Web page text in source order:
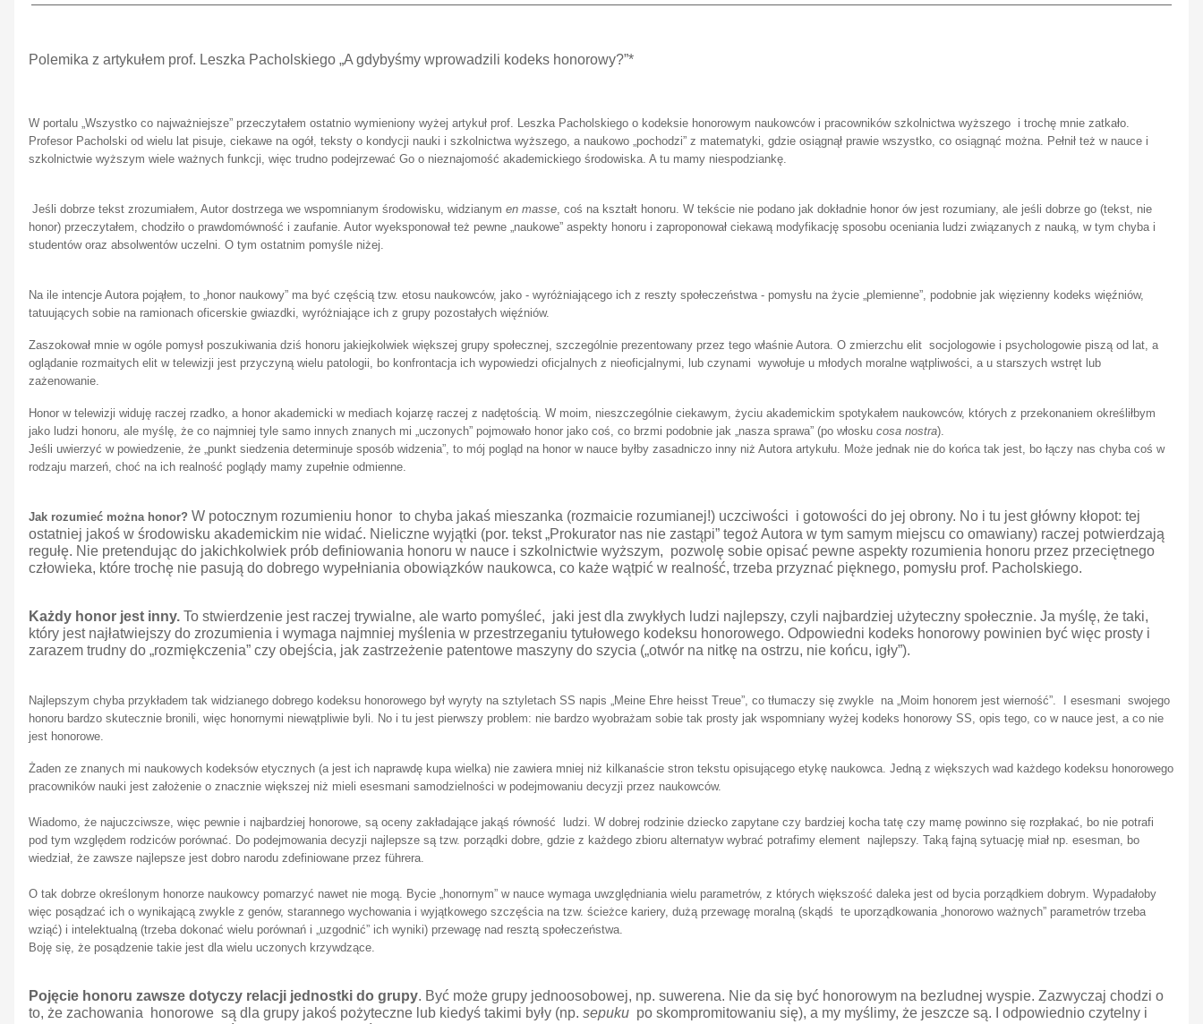
Polemika z artykułem prof. Leszka Pacholskiego „A gdybyśmy wprowadzili kodeks honorowy?”*
W portalu „Wszystko co najważniejsze” przeczytałem ostatnio wymieniony wyżej artykuł prof. Leszka Pacholskiego o kodeksie honorowym naukowców i pracowników szkolnictwa wyższego i trochę mnie zatkało.
Profesor Pacholski od wielu lat pisuje, ciekawe na ogół, teksty o kondycji nauki i szkolnictwa wyższego, a naukowo „pochodzi” z matematyki, gdzie osiągnął prawie wszystko, co osiągnąć można. Pełnił też w nauce i
szkolnictwie wyższym wiele ważnych funkcji, więc trudno podejrzewać Go o nieznajomość akademickiego środowiska. A tu mamy niespodziankę.
Jeśli dobrze tekst zrozumiałem, Autor dostrzega we wspomnianym środowisku, widzianym en masse , coś na kształt honoru. W tekście nie podano jak dokładnie honor ów jest rozumiany, ale jeśli dobrze go (tekst, nie
honor) przeczytałem, chodziło o prawdomówność i zaufanie. Autor wyeksponował też pewne „naukowe” aspekty honoru i zaproponował ciekawą modyfikację sposobu oceniania ludzi związanych z nauką, w tym chyba i
studentów oraz absolwentów uczelni. O tym ostatnim pomyśle niżej.
Na ile intencje Autora pojąłem, to „honor naukowy” ma być częścią tzw. etosu naukowców, jako - wyróżniającego ich z reszty społeczeństwa - pomysłu na życie „plemienne”, podobnie jak więzienny kodeks więźniów,
tatuujących sobie na ramionach oficerskie gwiazdki, wyróżniające ich z grupy pozostałych więźniów.
Zaszokował mnie w ogóle pomysł poszukiwania dziś honoru jakiejkolwiek większej grupy społecznej, szczególnie prezentowany przez tego właśnie Autora. O zmierzchu elit socjologowie i psychologowie piszą od lat, a
oglądanie rozmaitych elit w telewizji jest przyczyną wielu patologii, bo konfrontacja ich wypowiedzi oficjalnych z nieoficjalnymi, lub czynami wywołuje u młodych moralne wątpliwości, a u starszych wstręt lub
zażenowanie.
Honor w telewizji widuję raczej rzadko, a honor akademicki w mediach kojarzę raczej z nadętością. W moim, nieszczególnie ciekawym, życiu akademickim spotykałem naukowców, których z przekonaniem określiłbym
jako ludzi honoru, ale myślę, że co najmniej tyle samo innych znanych mi „uczonych” pojmowało honor jako coś, co brzmi podobnie jak „nasza sprawa” (po włosku cosa nostra).
Jeśli uwierzyć w powiedzenie, że „punkt siedzenia determinuje sposób widzenia”, to mój pogląd na honor w nauce byłby zasadniczo inny niż Autora artykułu. Może jednak nie do końca tak jest, bo łączy nas chyba coś w
rodzaju marzeń, choć na ich realność poglądy mamy zupełnie odmienne.
Jak rozumieć można honor? W potocznym rozumieniu honor to chyba jakaś mieszanka (rozmaicie rozumianej!) uczciwości i gotowości do jej obrony. No i tu jest główny kłopot: tej
ostatniej jakoś w środowisku akademickim nie widać. Nieliczne wyjątki (por. tekst „Prokurator nas nie zastąpi” tegoż Autora w tym samym miejscu co omawiany) raczej potwierdzają
regułę. Nie pretendując do jakichkolwiek prób definiowania honoru w nauce i szkolnictwie wyższym, pozwolę sobie opisać pewne aspekty rozumienia honoru przez przeciętnego
człowieka, które trochę nie pasują do dobrego wypełniania obowiązków naukowca, co każe wątpić w realność, trzeba przyznać pięknego, pomysłu prof. Pacholskiego.
Każdy honor jest inny. To stwierdzenie jest raczej trywialne, ale warto pomyśleć, jaki jest dla zwykłych ludzi najlepszy, czyli najbardziej użyteczny społecznie. Ja myślę, że taki,
który jest najłatwiejszy do zrozumienia i wymaga najmniej myślenia w przestrzeganiu tytułowego kodeksu honorowego. Odpowiedni kodeks honorowy powinien być więc prosty i
zarazem trudny do „rozmiękczenia” czy obejścia, jak zastrzeżenie patentowe maszyny do szycia („otwór na nitkę na ostrzu, nie końcu, igły”).
Najlepszym chyba przykładem tak widzianego dobrego kodeksu honorowego był wyryty na sztyletach SS napis „Meine Ehre heisst Treue”, co tłumaczy się zwykle na „Moim honorem jest wierność”. I esesmani swojego
honoru bardzo skutecznie bronili, więc honornymi niewątpliwie byli. No i tu jest pierwszy problem: nie bardzo wyobrażam sobie tak prosty jak wspomniany wyżej kodeks honorowy SS, opis tego, co w nauce jest, a co nie
jest honorowe.
Żaden ze znanych mi naukowych kodeksów etycznych (a jest ich naprawdę kupa wielka) nie zawiera mniej niż kilkanaście stron tekstu opisującego etykę naukowca. Jedną z większych wad każdego kodeksu honorowego
pracowników nauki jest założenie o znacznie większej niż mieli esesmani samodzielności w podejmowaniu decyzji przez naukowców.
Wiadomo, że najuczciwsze, więc pewnie i najbardziej honorowe, są oceny zakładające jakąś równość ludzi. W dobrej rodzinie dziecko zapytane czy bardziej kocha tatę czy mamę powinno się rozpłakać, bo nie potrafi
pod tym względem rodziców porównać. Do podejmowania decyzji najlepsze są tzw. porządki dobre, gdzie z każdego zbioru alternatyw wybrać potrafimy element najlepszy. Taką fajną sytuację miał np. esesman, bo
wiedział, że zawsze najlepsze jest dobro narodu zdefiniowane przez führera.
O tak dobrze określonym honorze naukowcy pomarzyć nawet nie mogą. Bycie „honornym” w nauce wymaga uwzględniania wielu parametrów, z których większość daleka jest od bycia porządkiem dobrym. Wypadałoby
więc posądzać ich o wynikającą zwykle z genów, starannego wychowania i wyjątkowego szczęścia na tzw. ścieżce kariery, dużą przewagę moralną (skądś te uporządkowania „honorowo ważnych” parametrów trzeba
wziąć) i intelektualną (trzeba dokonać wielu porównań i „uzgodnić” ich wyniki) przewagę nad resztą społeczeństwa.
Boję się, że posądzenie takie jest dla wielu uczonych krzywdzące.
Pojęcie honoru zawsze dotyczy relacji jednostki do grupy. Być może grupy jednoosobowej, np. suwerena. Nie da się być honorowym na bezludnej wyspie. Zazwyczaj chodzi o
to, że zachowania honorowe są dla grupy jakoś pożyteczne lub kiedyś takimi były (np. sepuku po skompromitowaniu się), a my myślimy, że jeszcze są. I odpowiednio czytelny i